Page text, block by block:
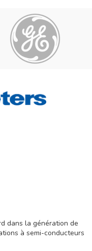
dans la génération de
à semi-conducteurs